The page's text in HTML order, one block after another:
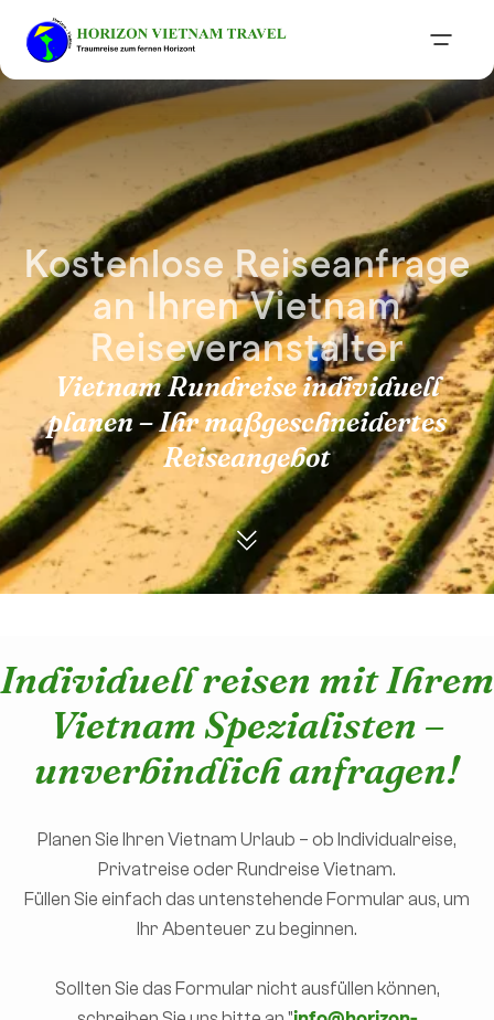
Kostenlose Reiseanfrage
an Ihren Vietnam
Reiseveranstalter
Vietnam Rundreise individuell
planen – Ihr maßgeschneidertes
Reiseangebot
Individuell reisen mit Ihrem
Vietnam Spezialisten –
unverbindlich anfragen!
Planen Sie Ihren Vietnam Urlaub – ob Individualreise,
Privatreise oder Rundreise Vietnam.
Füllen Sie einfach das untenstehende Formular aus, um
Ihr Abenteuer zu beginnen.
Sollten Sie das Formular nicht ausfüllen können,